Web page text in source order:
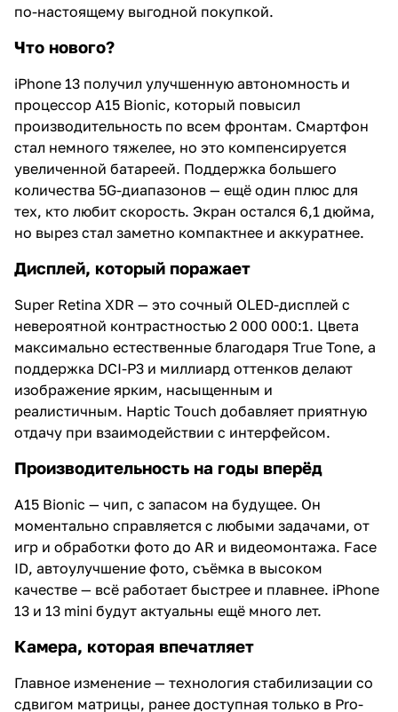
по-настоящему выгодной покупкой.
Что нового?
iPhone 13 получил улучшенную автономность и
процессор A15 Bionic, который повысил
производительность по всем фронтам. Смартфон
стал немного тяжелее, но это компенсируется
увеличенной батареей. Поддержка большего
количества 5G-диапазонов — ещё один плюс для
тех, кто любит скорость. Экран остался 6,1 дюйма,
но вырез стал заметно компактнее и аккуратнее.
Дисплей, который поражает
Super Retina XDR — это сочный OLED-дисплей с
невероятной контрастностью 2 000 000:1. Цвета
максимально естественные благодаря True Tone, а
поддержка DCI-P3 и миллиард оттенков делают
изображение ярким, насыщенным и
реалистичным. Haptic Touch добавляет приятную
отдачу при взаимодействии с интерфейсом.
Производительность на годы вперёд
A15 Bionic — чип, с запасом на будущее. Он
моментально справляется с любыми задачами, от
игр и обработки фото до AR и видеомонтажа. Face
ID, автоулучшение фото, съёмка в высоком
качестве — всё работает быстрее и плавнее. iPhone
13 и 13 mini будут актуальны ещё много лет.
Камера, которая впечатляет
Главное изменение — технология стабилизации со
сдвигом матрицы, ранее доступная только в Pro-